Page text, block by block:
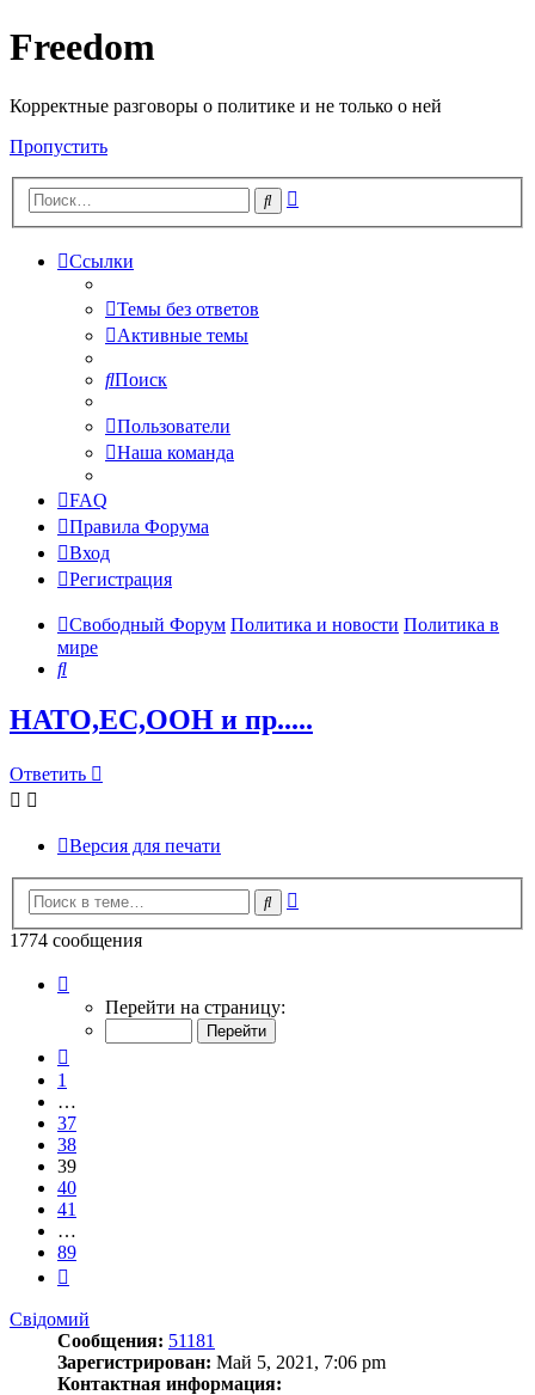
Freedom
Корректные разговоры о политике и не только о ней
Пропустить
Поиск
Ссылки
Темы без ответов
Активные темы
Поиск
Пользователи
Наша команда
FAQ
Правила Форума
Вход
Регистрация
Свободный Форум Политика и новости Политика в
мире
Поиск
НАТО,ЕС,ООН и пр.....
Ответить
Версия для печати
Поиск
1774 сообщения
39
Перейти на страницу:
1
…
37
38
39
40
41
…
89
Свідомий
Сообщения: 51181
Зарегистрирован: Май 5, 2021, 7:06 pm
Контактная информация: